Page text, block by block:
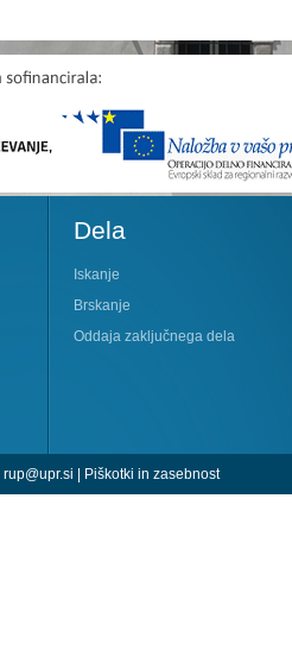
Dela
Iskanje
Brskanje
Oddaja zaključnega dela
rup@upr.si | Piškotki in zasebnost